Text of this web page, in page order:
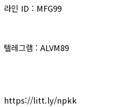
라인 ID : MFG99
텔레그램 : ALVM89
https://litt.ly/npkk